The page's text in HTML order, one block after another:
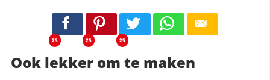
25 25 25
Ook lekker om te maken